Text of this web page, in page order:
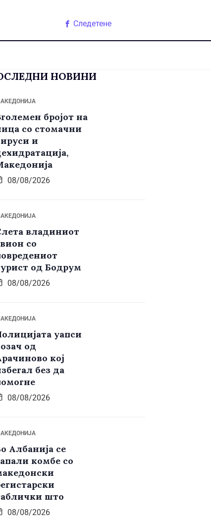
Следетене
НОВИНИ
бројот на
со стомачни
и
08/08/2026
владиниот
со
од Бодрум
08/08/2026
уапси
од
кој
без да
08/08/2026
Албанија се
комбе со
што
08/08/2026